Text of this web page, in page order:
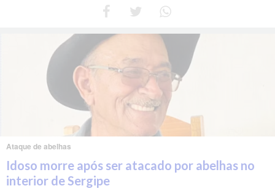
Ataque de abelhas
Idoso morre após ser atacado por abelhas no
interior de Sergipe